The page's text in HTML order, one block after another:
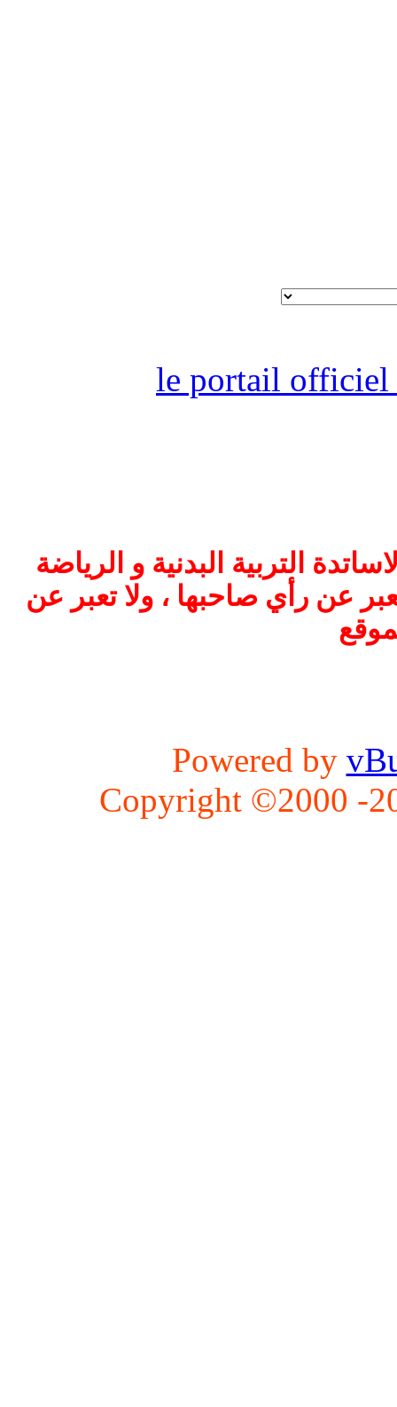
le portail officiel
التربية البدنية و الرياضة
عن رأي صاحبها ، ولا تعبر عن
Powered by
Copyright ©2000 -